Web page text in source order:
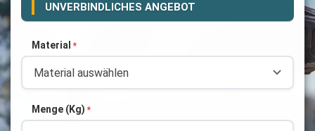
UNVERBINDLICHES ANGEBOT
Material *
Menge (Kg) *